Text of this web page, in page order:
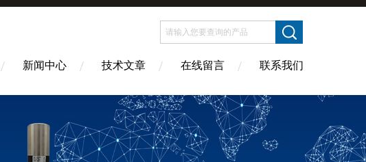
新闻中心 技术文章 在线留言 联系我们